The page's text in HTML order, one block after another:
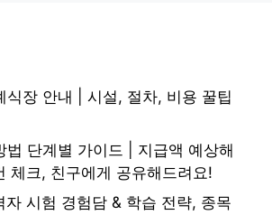
식장 안내 | 시설, 절차, 비용 꿀팁
법 단계별 가이드 | 지급액 예상해
체크, 친구에게 공유해드려요!
자 시험 경험담 & 학습 전략, 종목